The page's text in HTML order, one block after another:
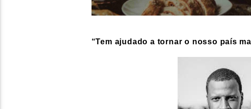
“Tem ajudado a tornar o nosso país